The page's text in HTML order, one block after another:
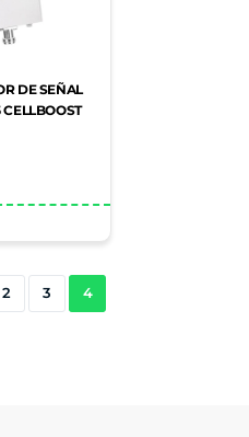
DE SEÑAL
2 3 4